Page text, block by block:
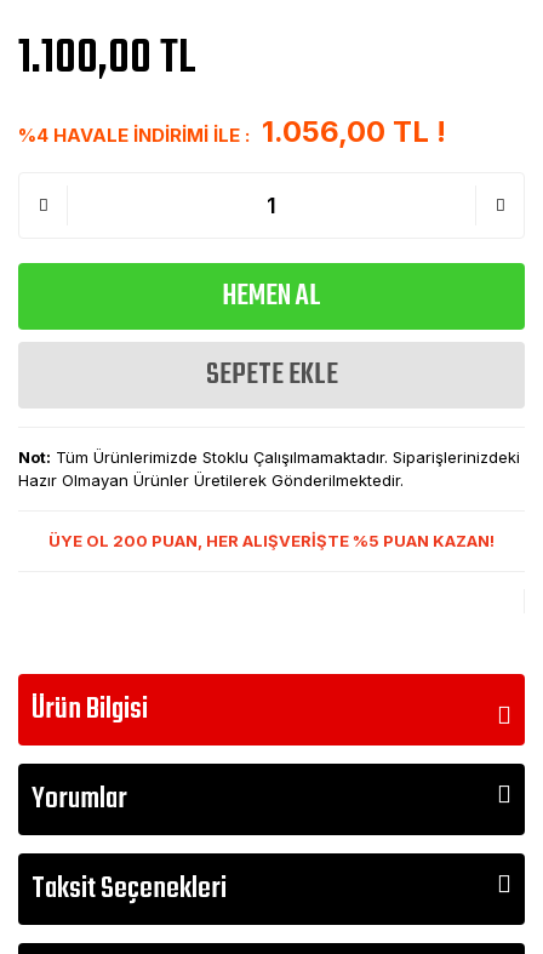
1.100,00 TL
%4 HAVALE İNDİRİMİ İLE : 1.056,00 TL !
HEMEN AL
SEPETE EKLE
Not: Tüm Ürünlerimizde Stoklu Çalışılmamaktadır. Siparişlerinizdeki
Hazır Olmayan Ürünler Üretilerek Gönderilmektedir.
ÜYE OL 200 PUAN, HER ALIŞVERİŞTE %5 PUAN KAZAN!
Ürün Bilgisi
Yorumlar
Taksit Seçenekleri